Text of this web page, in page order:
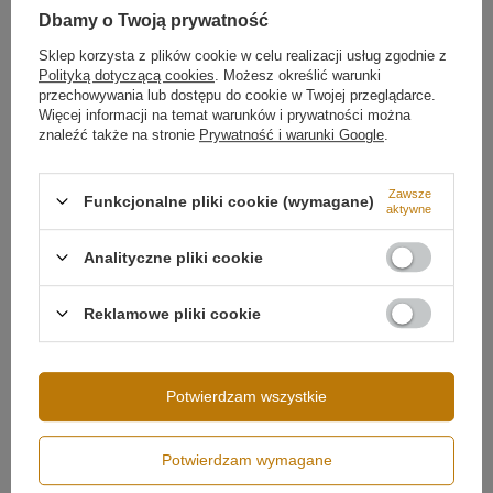
✔ Średnica 150 cm – idealna do bardzo dużych i
wysokich wnętrz
✔ Barwa światła 4000K – neutralna i funkcjonalna
✔ Sterowanie pilotem – intuicyjna regulacja jasności
✔ Technologia LED SMD2835 – niskie zużycie energii
✔ Regulowana wysokość zawieszenia
kelwinów
Więcej
Dbamy o Twoją prywatność
Sklep korzysta z plików cookie w celu realizacji usług zgodnie z
Polityką dotyczącą cookies . Możesz określić warunki
przechowywania lub dostępu do cookie w Twojej przeglądarce.
Więcej informacji na temat warunków i prywatności można
znaleźć także na stronie Prywatność i warunki Google
Funkcjonalne pliki cookie (wymagane)
Zawsze
aktywne
Analityczne pliki cookie
Reklamowe pliki cookie
Potwierdzam wymagane
Potwierdzam wszystkie